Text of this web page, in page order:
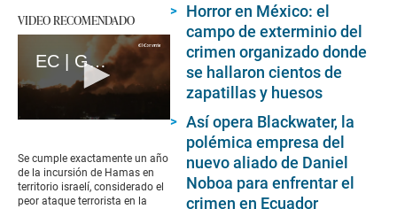
VIDEO RECOMENDADO
EC | Guerra en Gaza: A un año del ataque mortal de Hamás en Israel (loop)
of
17
seconds
Se cumple exactamente un año
de la incursión de Hamas en
territorio israelí, considerado el
peor ataque terrorista en la
Horror en México: el
campo de exterminio del
crimen organizado donde
se hallaron cientos de
zapatillas y huesos
Así opera Blackwater, la
polémica empresa del
nuevo aliado de Daniel
Noboa para enfrentar el
crimen en Ecuador